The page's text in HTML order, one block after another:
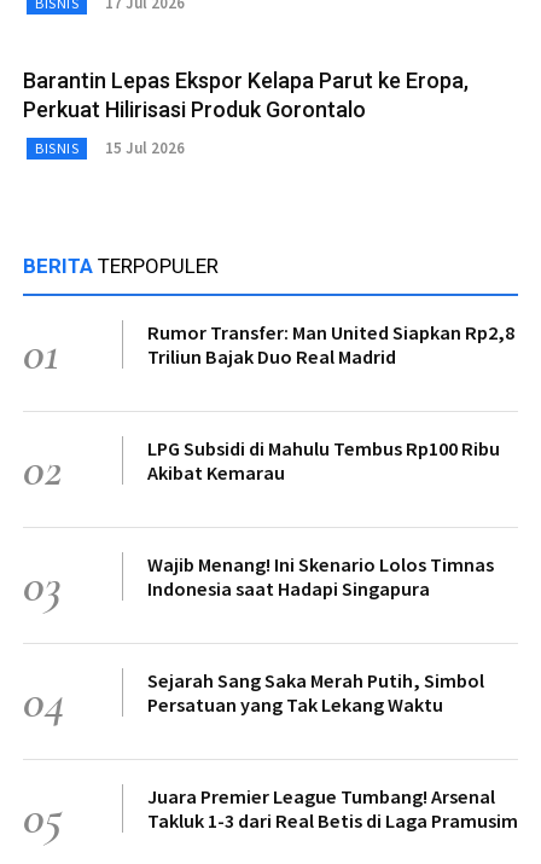
Barantin Lepas Ekspor Kelapa Parut ke Eropa,
Perkuat Hilirisasi Produk Gorontalo
BISNIS 15 Jul 2026
BERITA TERPOPULER
01
Rumor Transfer: Man United Siapkan Rp2,8
Triliun Bajak Duo Real Madrid
02
LPG Subsidi di Mahulu Tembus Rp100 Ribu
Akibat Kemarau
03
Wajib Menang! Ini Skenario Lolos Timnas
Indonesia saat Hadapi Singapura
04
Sejarah Sang Saka Merah Putih, Simbol
Persatuan yang Tak Lekang Waktu
05
Juara Premier League Tumbang! Arsenal
Takluk 1-3 dari Real Betis di Laga Pramusim